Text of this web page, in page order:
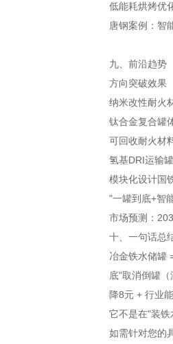
低能耗烘烤优
唐钢案例：智
九、前沿趋势
方向突破效果
纳米改性耐火
钛合金复合罐
可回收耐火材
氢基DRI运输罐
模块化设计国
"一罐到底+智
市场预测：
十、一句话总
冶金铁水储罐
底"取消倒罐
降8元 + 行业
它不是在"装
如需针对您的